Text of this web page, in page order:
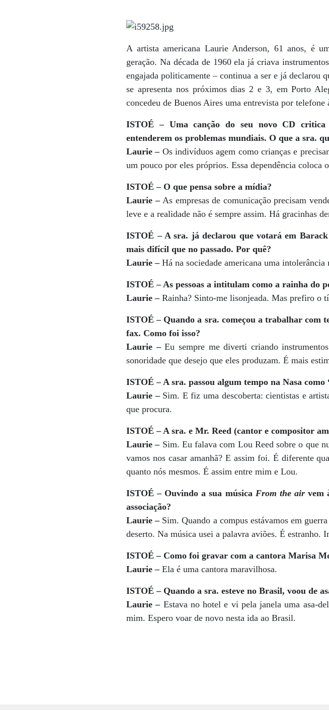
A artista americana Laurie Anderson, 61 anos, é
geração. Na década de 1960 ela já criava
engajada politicamente – continua a ser e já declarou
se apresenta nos próximos dias 2 e 3, em Porto
concedeu de Buenos Aires uma entrevista por telefone
ISTOÉ – Uma canção do seu novo CD critica
entenderem os problemas mundiais. O que a sra.
Laurie – Os indivíduos agem como crianças e
um pouco por eles próprios. Essa dependência coloca
ISTOÉ – O que pensa sobre a mídia?
Laurie –As empresas de comunicação precisam
leve e a realidade não é sempre assim. Há gracinhas
ISTOÉ – A sra. já declarou que votará em
mais difícil que no passado. Por quê?
Laurie –Há na sociedade americana uma
ISTOÉ – As pessoas a intitulam como a rainha do
Laurie –Rainha? Sinto-me lisonjeada. Mas prefiro o
ISTOÉ – Quando a sra. começou a trabalhar com
fax. Como foi isso?
Laurie –Eu sempre me diverti criando
sonoridade que desejo que eles produzam. É mais
ISTOÉ – A sra. passou algum tempo na Nasa
Laurie –Sim. E fiz uma descoberta: cientistas e
que procura.
ISTOÉ – A sra. e Mr. Reed (cantor e compositor
Laurie –Sim. Eu falava com Lou Reed sobre o que
vamos nos casar amanhã? E assim foi. É diferente
quanto nós mesmos. É assim entre mim e Lou.
ISTOÉ – Ouvindo a sua música From the air vem
associação?
Laurie – Sim. Quando a compus estávamos em
deserto. Na música usei a palavra aviões. É estranho.
ISTOÉ – Como foi gravar com a cantora Marisa
Laurie –Ela é uma cantora maravilhosa.
ISTOÉ – Quando a sra. esteve no Brasil, voou de
Laurie – Estava no hotel e vi pela janela uma asa-
mim. Espero voar de novo nesta ida ao Brasil.